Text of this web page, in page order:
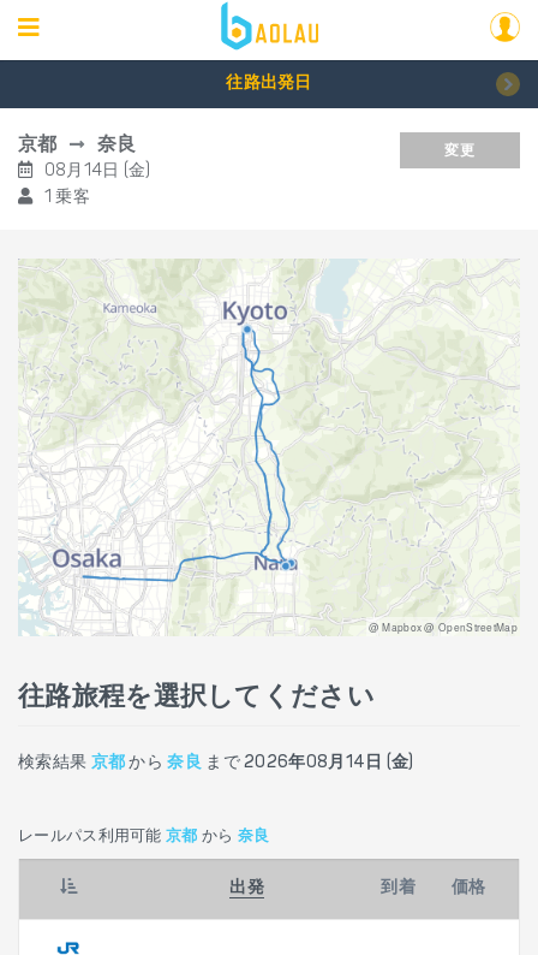
往路出発日
京都 奈良
08月14日 (金)
1 乗客
変更
@ Mapbox @ OpenStreetMap
往路旅程を選択してください
検索結果 京都 から奈良 まで2026年08月14日 (金)
レールパス利用可能 京都 から 奈良
出発 到着 価格